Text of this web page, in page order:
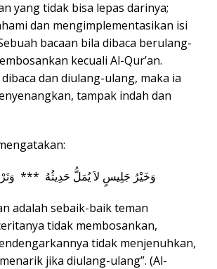
yang tidak bisa lepas darinya;
dan mengimplementasikan isi
bacaan bila dibaca berulang-
kecuali Al-Qur’an.
dan diulang-ulang, maka ia
tampak indah dan
وَخَيْرُ جَلِيسٍ لاَ يُمَلُّ حَدِيثُهُ ***
adalah sebaik-baik teman
tidak membosankan,
tidak menjenuhkan,
jika diulang-ulang”. (Al-